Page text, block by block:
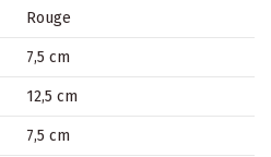
Rouge
7,5 cm
12,5 cm
7,5 cm